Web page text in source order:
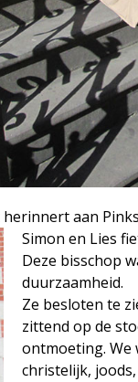
aan
Simon en Lies
Deze bisschop
duurzaamheid.
Ze besloten te
zittend op de
ontmoeting. We
christelijk,